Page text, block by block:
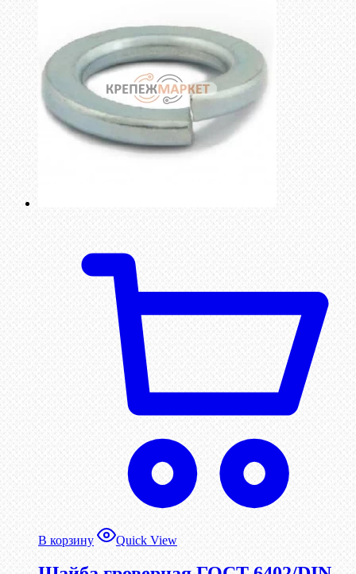
В корзину Quick View